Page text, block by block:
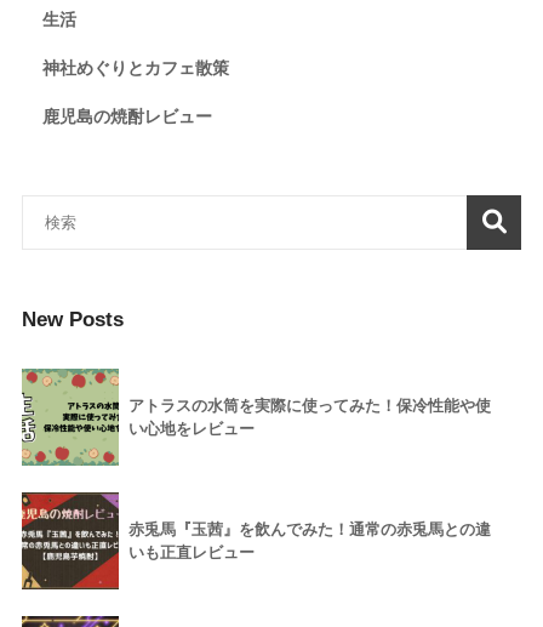
生活
神社めぐりとカフェ散策
鹿児島の焼酎レビュー
New Posts
アトラスの水筒を実際に使ってみた！保冷性能や使
い心地をレビュー
赤兎馬『玉茜』を飲んでみた！通常の赤兎馬との違
いも正直レビュー